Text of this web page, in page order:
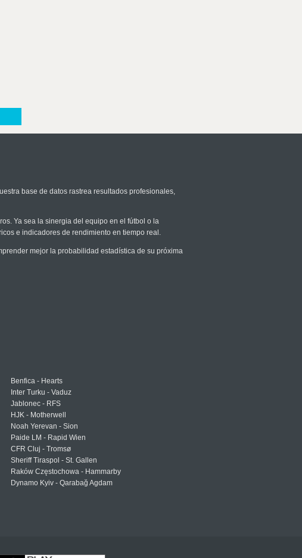
base de datos rastrea resultados profesionales,
Ya sea la sinergia del equipo en el fútbol o la
e indicadores de rendimiento en tiempo real.
mejor la probabilidad estadística de su próxima
Benfica - Hearts
Inter Turku - Vaduz
Jablonec - RFS
HJK - Motherwell
Noah Yerevan - Sion
Paide LM - Rapid Wien
CFR Cluj - Tromsø
Sheriff Tiraspol - St. Gallen
Raków Częstochowa - Hammarby
Dynamo Kyiv - Qarabağ Agdam